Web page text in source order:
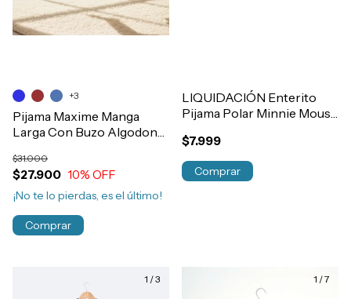
Pijama Maxime Manga
Larga Con Buzo Algodon
Art.317
$27.900
$31.000
10% OFF
¡No te lo pierdas, es el último!
+3
Comprar
LIQUIDACIÓN Enterito
Pijama Polar Minnie Mouse
Art.107214
$7.999
Comprar
1 /3 1 /7